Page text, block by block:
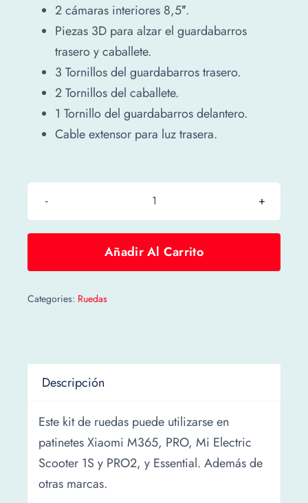
2 cámaras interiores 8,5″.
Piezas 3D para alzar el guardabarros
trasero y caballete.
3 Tornillos del guardabarros trasero.
2 Tornillos del caballete.
1 Tornillo del guardabarros delantero.
Cable extensor para luz trasera.
Kit
10
Pulgadas
8,5
cantidad
Añadir Al Carrito
Categories: Ruedas
Descripción
Este kit de ruedas puede utilizarse en
patinetes Xiaomi M365, PRO, Mi Electric
Scooter 1S y PRO2, y Essential. Además de
otras marcas.